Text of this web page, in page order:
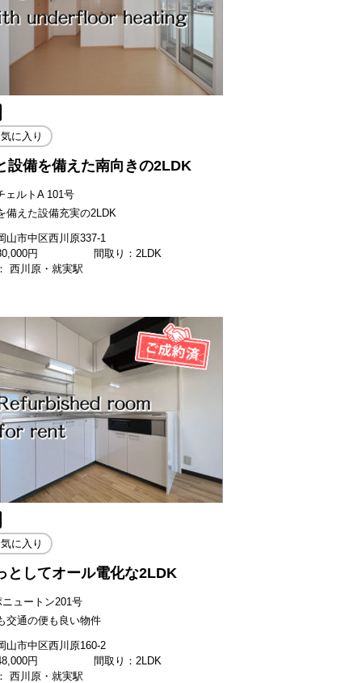
に入り
設備を備えた南向きの2LDK
ェルトA 101号
備えた設備充実の2LDK
山市中区西川原337-1
円
間取り：2LDK
西川原・就実駅
に入り
としてオール電化な2LDK
ュートン201号
交通の便も良い物件
山市中区西川原160-2
円
間取り：2LDK
西川原・就実駅